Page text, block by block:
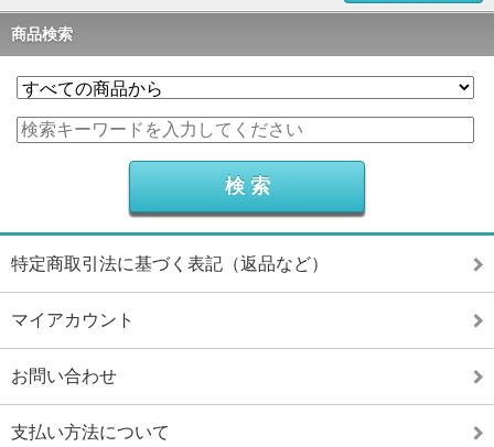
商品検索
特定商取引法に基づく表記（返品など）
マイアカウント
お問い合わせ
支払い方法について